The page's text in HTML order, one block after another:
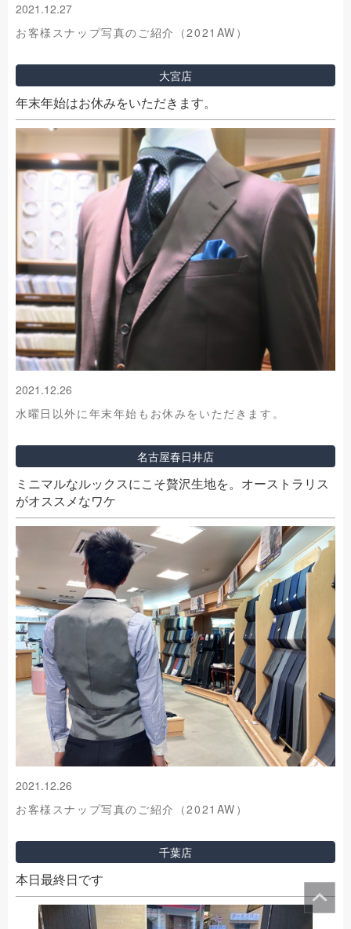
2021.12.27
お客様スナップ写真のご紹介（2021AW）
大宮店
年末年始はお休みをいただきます。
2021.12.26
水曜日以外に年末年始もお休みをいただきます。
名古屋春日井店
ミニマルなルックスにこそ贅沢生地を。オーストラリス
がオススメなワケ
2021.12.26
お客様スナップ写真のご紹介（2021AW）
千葉店
本日最終日です